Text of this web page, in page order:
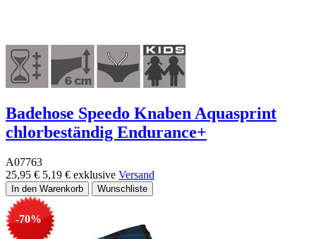
Badehose Speedo Knaben Aquasprint
chlorbeständig Endurance+
A07763
25,95 € 5,19 € exklusive Versand
-70%